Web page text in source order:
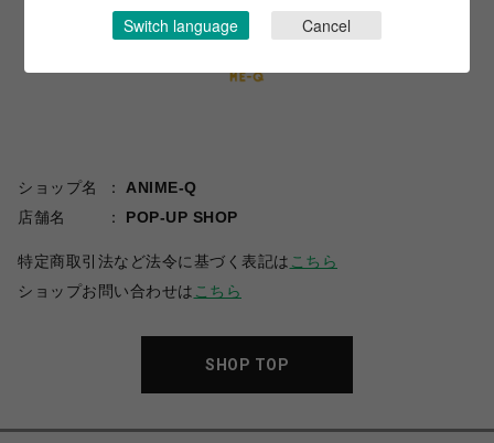
ショップ名
ANIME-Q
店舗名
POP-UP SHOP
特定商取引法など法令に基づく表記は こちら
ショップお問い合わせは こちら
SHOP TOP
Switch language Cancel